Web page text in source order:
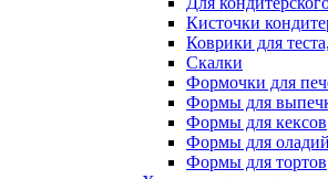
Кисточки
Коврики для
Скалки
Формочки для
Формы для
Формы для кексов
Формы для
Формы для тортов